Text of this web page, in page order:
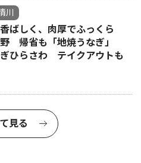
川
ばしく、肉厚でふっくら
帰省も「地焼うなぎ」
ひらさわ テイクアウトも
見る